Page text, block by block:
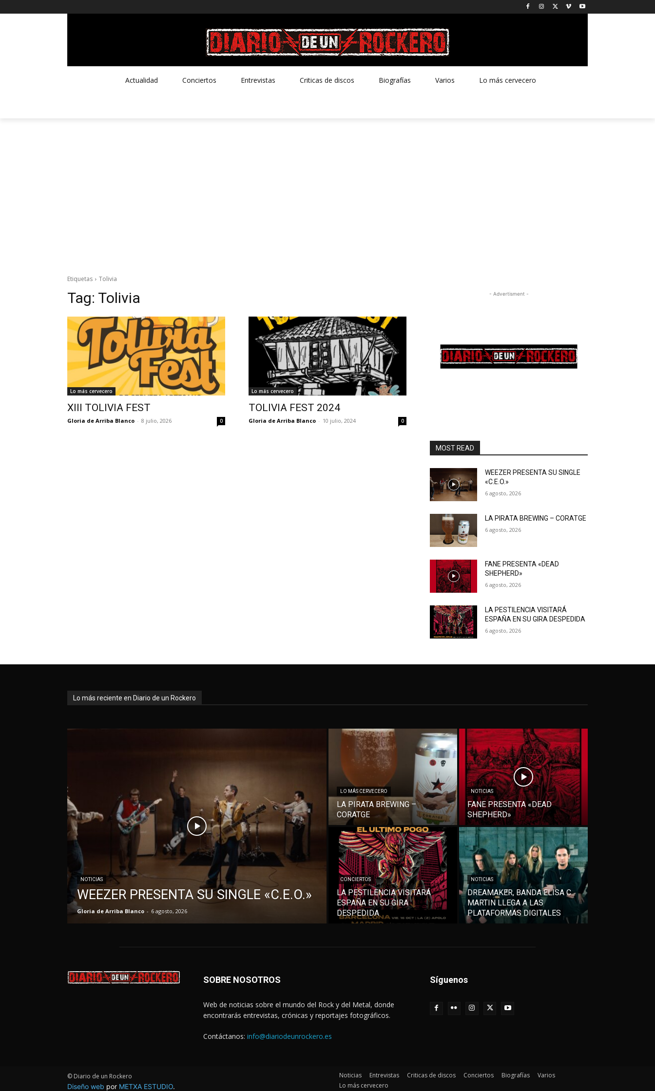
Actualidad Conciertos Entrevistas Criticas de discos Biografías Varios Lo más cervecero
Etiquetas Tolivia
Tag: Tolivia
Lo más cervecero
XIII TOLIVIA FEST
Gloria de Arriba Blanco - 8 julio, 2026 0
Lo más cervecero
TOLIVIA FEST 2024
Gloria de Arriba Blanco - 10 julio, 2024 0
- Advertisment -
MOST READ
WEEZER PRESENTA SU SINGLE
«C.E.O.»
6 agosto, 2026
LA PIRATA BREWING – CORATGE
6 agosto, 2026
FANE PRESENTA «DEAD
SHEPHERD»
6 agosto, 2026
LA PESTILENCIA VISITARÁ
ESPAÑA EN SU GIRA DESPEDIDA
6 agosto, 2026
Lo más reciente en Diario de un Rockero
NOTICIAS
WEEZER PRESENTA SU SINGLE «C.E.O.»
Gloria de Arriba Blanco - 6 agosto, 2026
LO MÁS CERVECERO
LA PIRATA BREWING –
CORATGE
NOTICIAS
FANE PRESENTA «DEAD
SHEPHERD»
CONCIERTOS
LA PESTILENCIA VISITARÁ
ESPAÑA EN SU GIRA
DESPEDIDA
NOTICIAS
DREAMAKER, BANDA ELISA C.
MARTIN LLEGA A LAS
PLATAFORMAS DIGITALES
SOBRE NOSOTROS
Web de noticias sobre el mundo del Rock y del Metal, donde
encontrarás entrevistas, crónicas y reportajes fotográficos.
Contáctanos: info@diariodeunrockero.es
Síguenos
© Diario de un Rockero
Diseño web por METXA ESTUDIO.
Noticias Entrevistas Criticas de discos Conciertos Biografías
Varios
Lo más cervecero